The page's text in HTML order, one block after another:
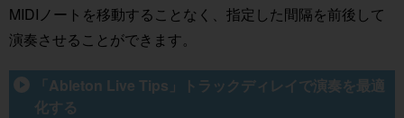
MIDIノートを移動することなく、指定した間隔を前後して
演奏させることができます。
「Ableton Live Tips」トラックディレイで演奏を最適
化する